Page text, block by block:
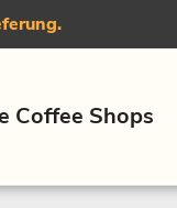
Coffee Shops